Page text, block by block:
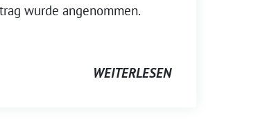
wurde angenommen.
WEITERLESEN